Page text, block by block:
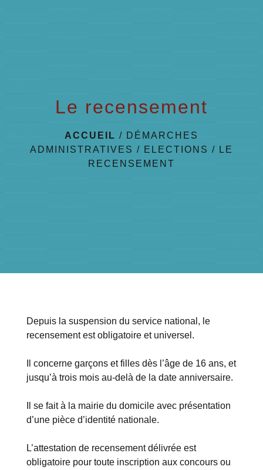
Le recensement
ACCUEIL / DÉMARCHES
ADMINISTRATIVES / ELECTIONS / LE
RECENSEMENT
Depuis la suspension du service national, le
recensement est obligatoire et universel.
Il concerne garçons et filles dès l’âge de 16 ans, et
jusqu’à trois mois au-delà de la date anniversaire.
Il se fait à la mairie du domicile avec présentation
d’une pièce d’identité nationale.
L’attestation de recensement délivrée est
obligatoire pour toute inscription aux concours ou